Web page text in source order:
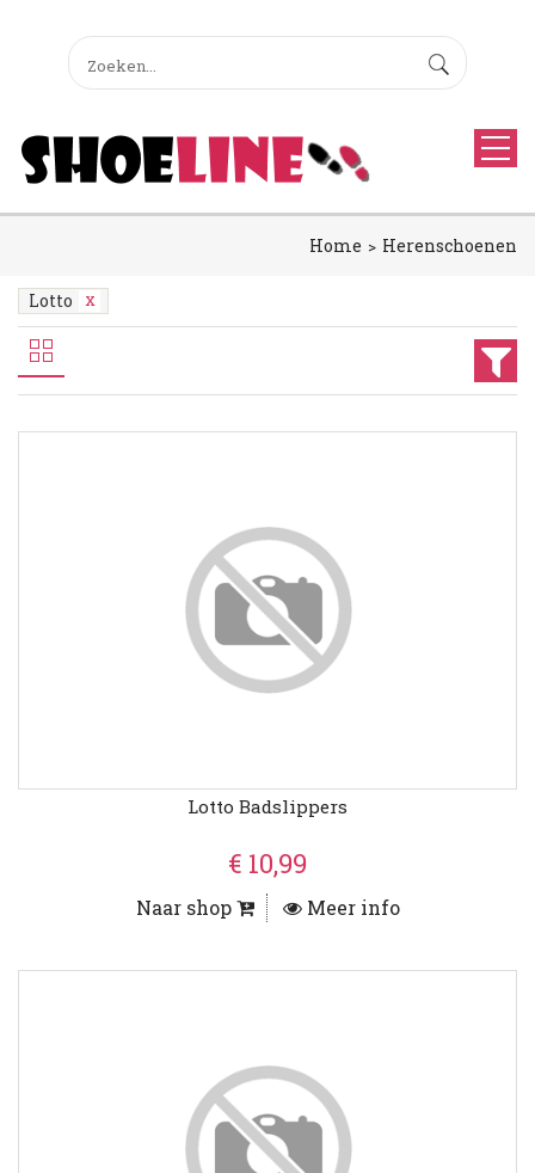
Home Herenschoenen
Lotto
Lotto Badslippers
€ 10,99
Naar shop Meer info